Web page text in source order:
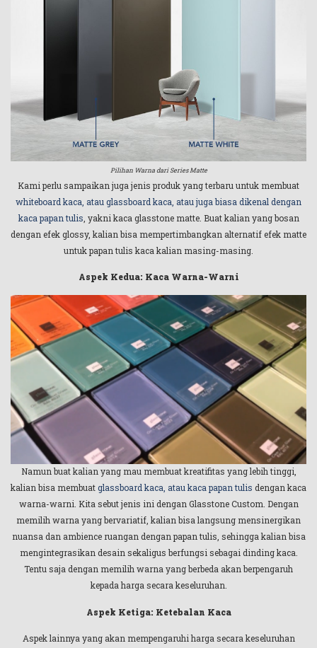
Pilihan Warna dari Series Matte
Kami perlu sampaikan juga jenis produk yang terbaru untuk membuat
whiteboard kaca, atau glassboard kaca, atau juga biasa dikenal dengan
kaca papan tulis , yakni kaca glasstone matte. Buat kalian yang bosan
dengan efek glossy, kalian bisa mempertimbangkan alternatif efek matte
untuk papan tulis kaca kalian masing-masing.
Aspek Kedua: Kaca Warna-Warni
Namun buat kalian yang mau membuat kreatifitas yang lebih tinggi,
kalian bisa membuatglassboard kaca, atau kaca papan tulis dengan kaca
warna-warni. Kita sebut jenis ini dengan Glasstone Custom. Dengan
memilih warna yang bervariatif, kalian bisa langsung mensinergikan
nuansa dan ambience ruangan dengan papan tulis, sehingga kalian bisa
mengintegrasikan desain sekaligus berfungsi sebagai dinding kaca.
Tentu saja dengan memilih warna yang berbeda akan berpengaruh
kepada harga secara keseluruhan.
Aspek Ketiga: Ketebalan Kaca
Aspek lainnya yang akan mempengaruhi harga secara keseluruhan